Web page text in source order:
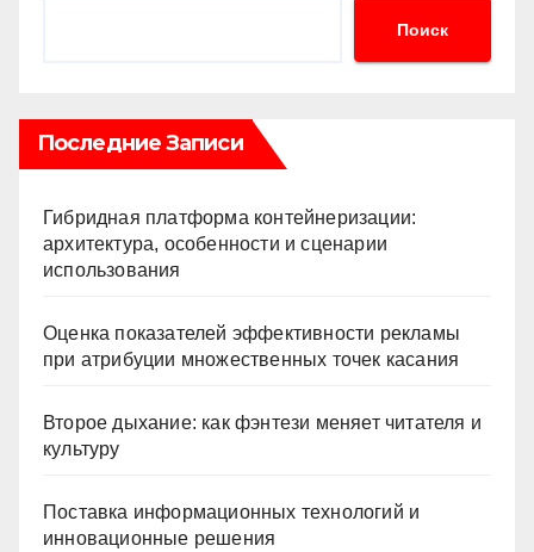
ть
Поиск
Последние Записи
Гибридная платформа контейнеризации:
архитектура, особенности и сценарии
использования
Оценка показателей эффективности рекламы
при атрибуции множественных точек касания
Второе дыхание: как фэнтези меняет читателя и
культуру
Поставка информационных технологий и
инновационные решения